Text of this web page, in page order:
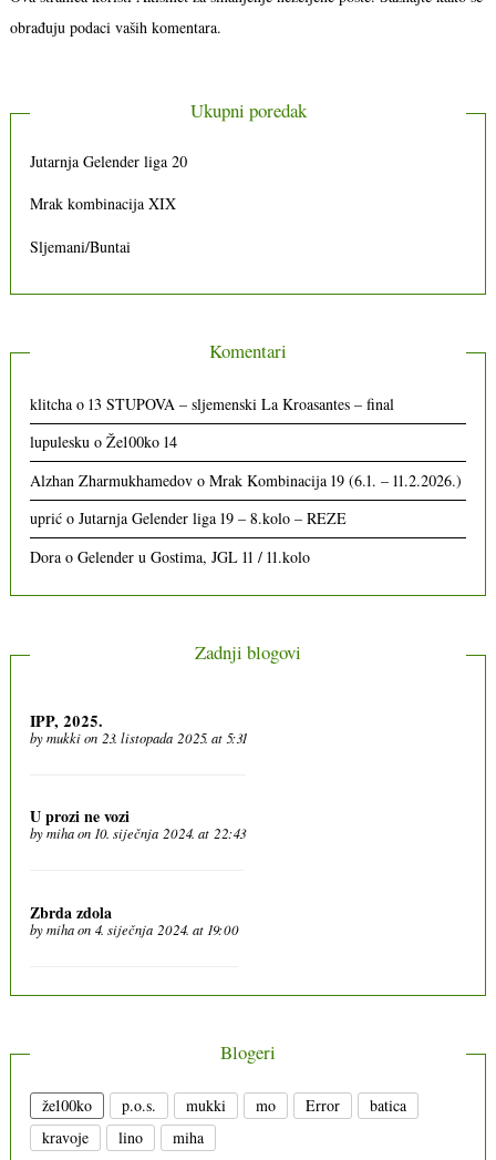
obrađuju podaci vaših komentara.
Ukupni poredak
Jutarnja Gelender liga 20
Mrak kombinacija XIX
Sljemani/Buntai
Komentari
klitcha o13 STUPOVA – sljemenski La Kroasantes – final
lupulesku oŽe100ko 14
Alzhan Zharmukhamedov oMrak Kombinacija 19 (6.1. – 11.2.2026.)
uprić oJutarnja Gelender liga 19 – 8.kolo – REZE
Dora oGelender u Gostima, JGL 11 / 11.kolo
Zadnji blogovi
IPP, 2025.
bymukkion 23. listopada 2025. at 5:31
U prozi ne vozi
bymihaon 10. siječnja 2024. at 22:43
Zbrda zdola
bymihaon 4. siječnja 2024. at 19:00
Blogeri
že100ko p.o.s. mukki mo Error
batica
kravoje
lino miha